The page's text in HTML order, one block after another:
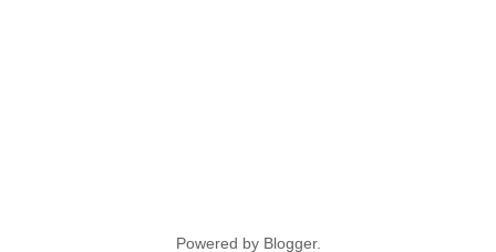
Powered by Blogger.